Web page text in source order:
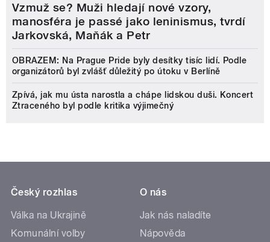
Vzmuž se? Muži hledají nové vzory,
manosféra je passé jako leninismus, tvrdí
Jarkovská, Maňák a Petr
OBRAZEM: Na Prague Pride byly desítky tisíc lidí. Podle
organizátorů byl zvlášť důležitý po útoku v Berlíně
Zpívá, jak mu ústa narostla a chápe lidskou duši. Koncert
Ztraceného byl podle kritika výjimečný
Český rozhlas
Válka na Ukrajině
Komunální volby
O nás
Jak nás naladíte
Nápověda